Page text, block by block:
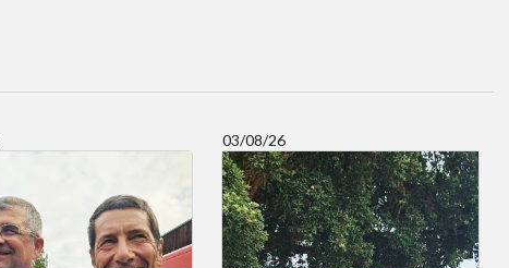
03/08/26